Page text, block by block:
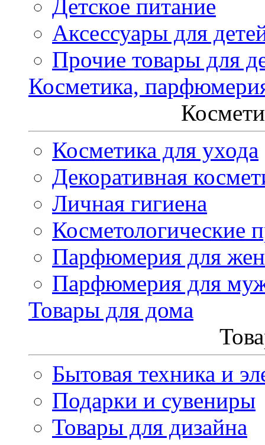
Детское питание
Аксессуары для
Прочие товары для
Косметика,
Косметика для ухода
Декоративная
Личная гигиена
Косметологические
Парфюмерия для
Парфюмерия для
Товары для дома
Бытовая техника и
Подарки и сувениры
Товары для дизайна